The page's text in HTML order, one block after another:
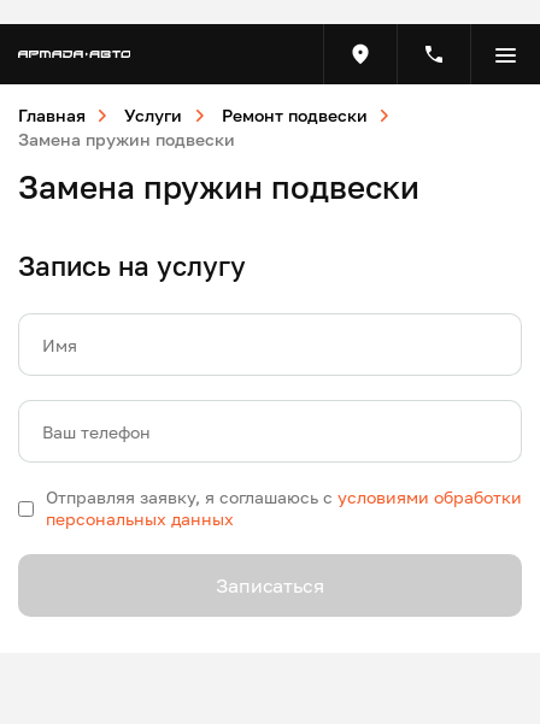
Главная Услуги
Ремонт подвески
Замена пружин подвески
Замена пружин подвески
Запись на услугу
Имя
Ваш телефон
Отправляя заявку, я соглашаюсь с условиями обработки
персональных данных
Записаться